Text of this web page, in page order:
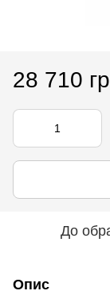
28 710
До
Опис